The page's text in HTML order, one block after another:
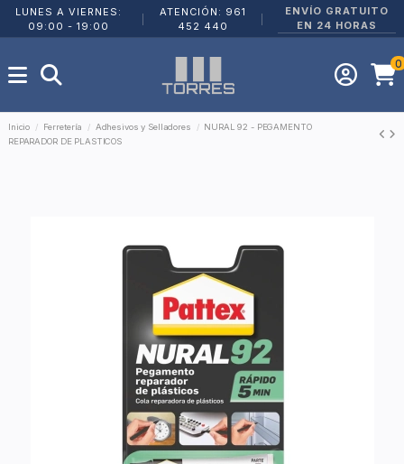
LUNES A VIERNES:
09:00 - 19:00
ATENCIÓN: 961
452 440
ENVÍO GRATUITO
EN 24 HORAS
0
Inicio Ferretería Adhesivos y Selladores
NURAL 92 - PEGAMENTO
REPARADOR DE PLASTICOS